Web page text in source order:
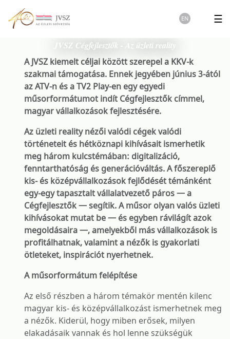
☰
EN
JVSZ Cégfejlesztők - Az üzleti reality
A JVSZ kiemelt céljai között szerepel a KKV-k
szakmai támogatása. Ennek jegyében június 3-ától
az ATV-n és a TV2 Play-en egy egyedi
műsorformátumot indít Cégfejlesztők címmel,
magyar vállalkozások fejlesztésére.
Az üzleti reality nézői valódi cégek valódi
történeteit és hétköznapi kihívásait ismerhetik
meg három kulcstémában: digitalizáció,
fenntarthatóság és generációváltás. A főszereplő
kis- és középvállalkozások fejlődését témánként
egy-egy tapasztalt vállalatvezető páros — a
Cégfejlesztők — segítik. A műsor olyan valós üzleti
kihívásokat mutat be — és egyben rávilágít azok
megoldásaira —, amelyekből más vállalkozások is
profitálhatnak, valamint a nézők is gyakorlati
ötleteket, inspirációt nyerhetnek.
A műsorformátum felépítése
Az első részben a három témakör mentén kilenc
magyar kis- és középvállalkozást ismerhetnek meg
a nézők. Kiderül, hogy miben erősek, milyen
elakadásaik vannak és hol lenne szükségük